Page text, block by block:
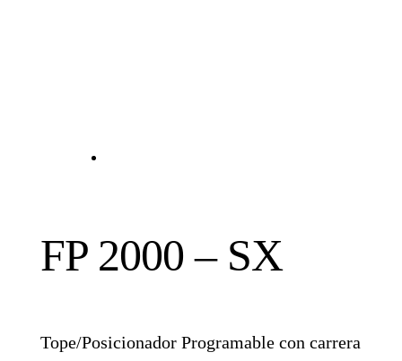
FP 2000 – SX
Tope/Posicionador Programable con carrera